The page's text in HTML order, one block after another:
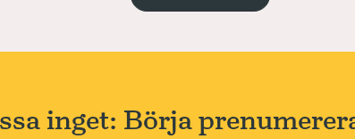
inget: Börja